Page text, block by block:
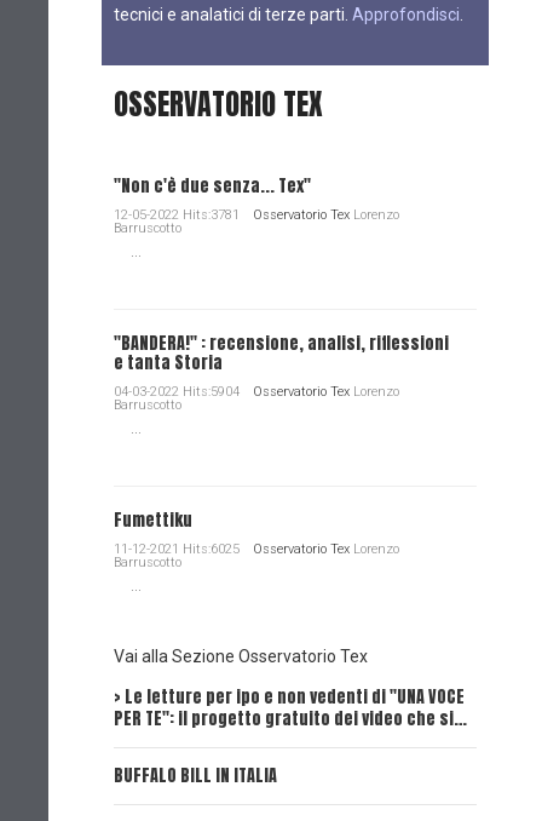
tecnici e analatici di terze parti. Approfondisci
OSSERVATORIO TEX
"Non c'è due senza... Tex"
12-05-2022 Hits:3781 Osservatorio Tex Lorenzo
Barruscotto
...
"BANDERA!" : recensione, analisi, riflessioni
e tanta Storia
04-03-2022 Hits:5904 Osservatorio Tex Lorenzo
Barruscotto
...
Fumettiku
11-12-2021 Hits:6025 Osservatorio Tex Lorenzo
Barruscotto
...
Vai alla Sezione Osservatorio Tex
> Le letture per ipo e non vedenti di "UNA VOCE
PER TE": il progetto gratuito dei video che si…
BUFFALO BILL IN ITALIA